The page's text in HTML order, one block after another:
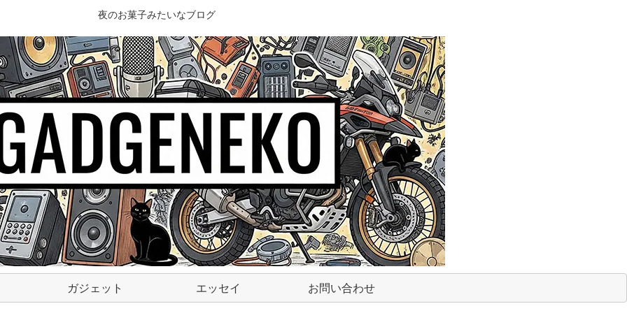
夜のお菓子みたいなブログ
ガジェット エッセイ お問い合わせ